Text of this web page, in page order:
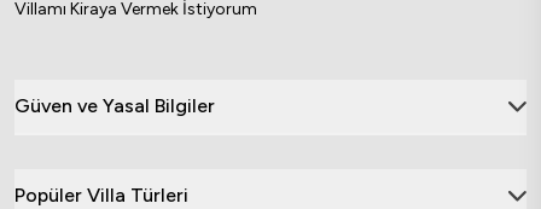
Villamı Kiraya Vermek İstiyorum
Güven ve Yasal Bilgiler
Popüler Villa Türleri